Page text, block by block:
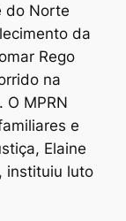
do Norte
da
Rego
na
MPRN
e
Elaine
instituiu luto